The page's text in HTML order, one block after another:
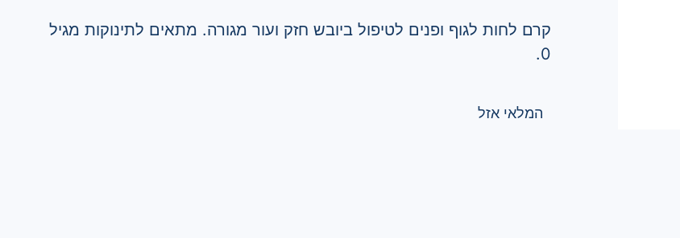
קרם לחות לגוף ופנים לטיפול ביובש חזק ועור מגורה. מתאים לתינוקות מגיל
0.
המלאי אזל